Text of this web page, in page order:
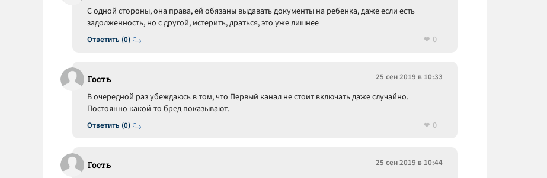
Ответить (0)
С одной стороны, она права, ей обязаны выдавать документы на ребенка, даже если есть
задолженность, но с другой, истерить, драться, это уже лишнее
0
Гость 25 сен 2019 в 10:33
Ответить (0)
В очередной раз убеждаюсь в том, что Первый канал не стоит включать даже случайно.
Постоянно какой-то бред показывают.
0
Гость 25 сен 2019 в 10:44